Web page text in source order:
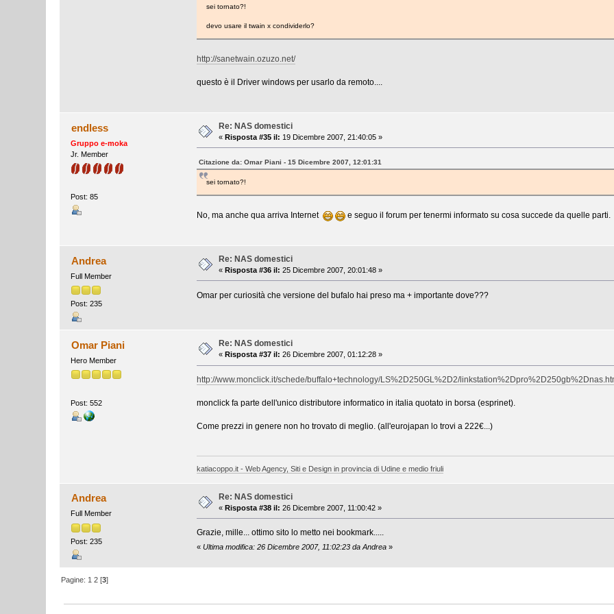
sei tornato?!
devo usare il twain x condividerlo?
http://sanetwain.ozuzo.net/
questo è il Driver windows per usarlo da remoto....
endless
Gruppo e-moka
Jr. Member
Post: 85
Re: NAS domestici
«Risposta #35 il: 19 Dicembre 2007, 21:40:05 »
Citazione da: Omar Piani - 15 Dicembre 2007, 12:01:31
sei tornato?!
No, ma anche qua arriva Internet e seguo il forum per tenermi informato su cosa succede da quelle parti.
Andrea
Full Member
Post: 235
Re: NAS domestici
«Risposta #36 il: 25 Dicembre 2007, 20:01:48 »
Omar per curiosità che versione del bufalo hai preso ma + importante dove???
Omar Piani
Hero Member
Post: 552
Re: NAS domestici
«Risposta #37 il: 26 Dicembre 2007, 01:12:28 »
http://www.monclick.it/schede/buffalo+technology/LS%2D250GL%2D2/
monclick fa parte dell'unico distributore informatico in italia quotato in borsa (esprinet).
Come prezzi in genere non ho trovato di meglio. (all'eurojapan lo trovi a 222€...)
katiacoppo.it - Web Agency, Siti e Design in provincia di Udine e medio friuli
Andrea
Full Member
Post: 235
Re: NAS domestici
«Risposta #38 il: 26 Dicembre 2007, 11:00:42 »
Grazie, mille... ottimo sito lo metto nei bookmark.....
« Ultima modifica: 26 Dicembre 2007, 11:02:23 da Andrea»
Pagine: 1 2 [3]